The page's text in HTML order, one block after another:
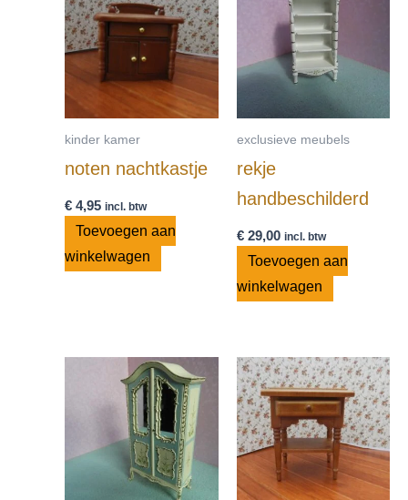
kinder kamer
noten nachtkastje
€ 4,95 incl. btw
Toevoegen aan
winkelwagen
exclusieve meubels
rekje
handbeschilderd
€29,00 incl. btw
Toevoegen aan
winkelwagen